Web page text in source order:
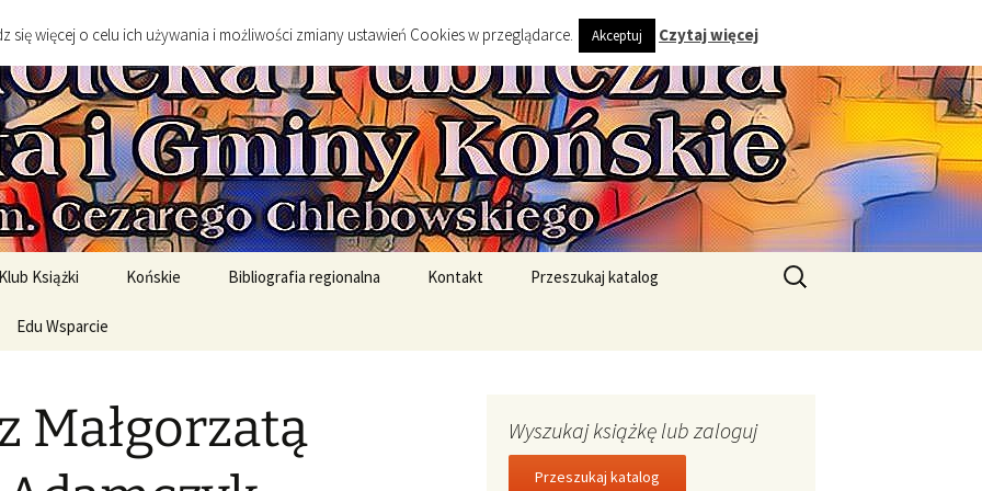
Miasta i Gminy
Książki
DKK
Końskie Bibliografia regionalna
Środowisko geograficzne
Historia
Kontakt Przeszukaj katalog
Edu Wsparcie
English Original Books /
Wersje oryginalne
Szukaj:
Małgorzatą
Wyszukaj książkę lub zaloguj
się więcej o celu ich używania i możliwości zmiany ustawień Cookies w przeglądarce. Akceptuj Czytaj więcej